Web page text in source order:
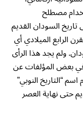
2002) استخدام مصطلح
تاريخ السودان القديم
الرابع الميلادي أي
ولم يجد هذا الرأى
في بعض المؤلفات عن
“التاريخ النوبي”
حتى نهاية العصر